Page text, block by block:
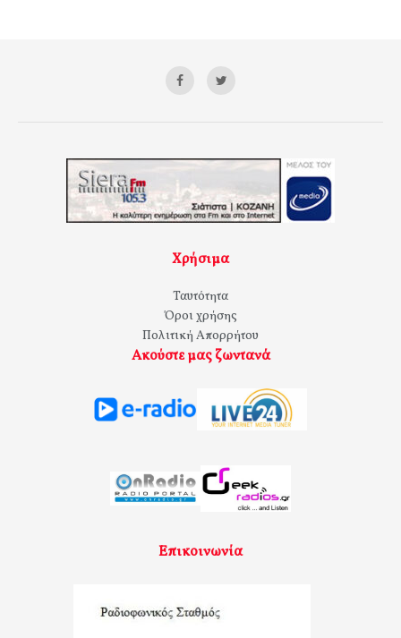
Χρήσιμα
Ταυτότητα
Όροι χρήσης
Πολιτική Απορρήτου
Ακούστε μας ζωντανά
Επικοινωνία